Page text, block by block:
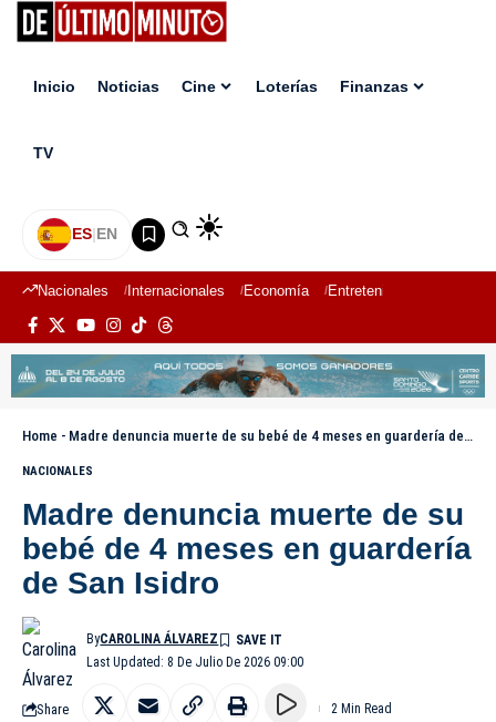
Inicio Noticias Cine Loterías Finanzas
TV
ES|EN
Nacionales Internacionales Economía Entretenimiento
Home - Madre denuncia muerte de su bebé de 4 meses en guardería de San Isidro
NACIONALES
Madre denuncia muerte de su
bebé de 4 meses en guardería
de San Isidro
Last Updated: 8 De Julio De 2026 09:00
ByCAROLINA ÁLVAREZ
Share 2 Min Read